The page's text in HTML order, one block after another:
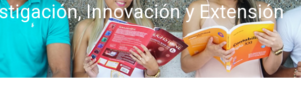
Innovación y Extensión